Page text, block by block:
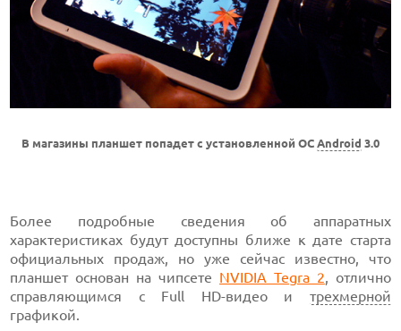
В магазины планшет попадет с установленной ОС Android 3.0
Более подробные сведения об аппаратных
характеристиках будут доступны ближе к дате старта
официальных продаж, но уже сейчас известно, что
планшет основан на чипсете NVIDIA Tegra 2, отлично
справляющимся с Full HD-видео и трехмерной
графикой.